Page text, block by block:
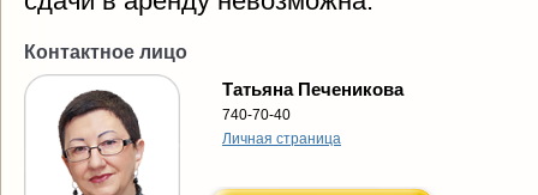
Контактное лицо
Татьяна Печеникова
740-70-40
Личная страница